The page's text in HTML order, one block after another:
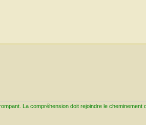
La compréhension doit rejoindre le